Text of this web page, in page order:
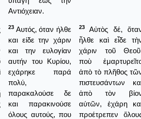
Αντιόχειαν.
23 Αυτός, όταν ήλθε
και είδε την χάριν
και την ευλογίαν
αυτήν του Κυρίου,
εχάρηκε παρά
πολύ,
παρακαλούσε δε
και παρακινούσε
όλους αυτούς, που
23
Αὐτὸς δέ,
ἦλθε καὶ εἶδε
χάριν τοῦ
ποὺ
ἀπὸ τὸ πλῆθος
πιστευσάντων
ἀπὸ τὸν
αὐτῶν, ἐχάρη
προέτρεπεν